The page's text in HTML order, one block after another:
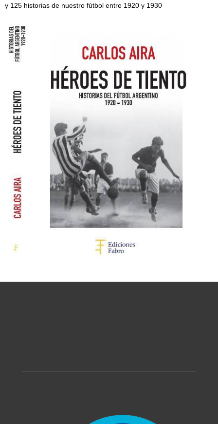
y 125 historias de nuestro fútbol entre 1920 y 1930